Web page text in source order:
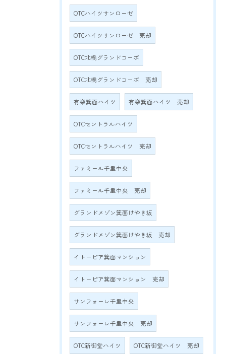
OTCハイツサンローゼ
OTCハイツサンローゼ 売却
OTC北橋グランドコーポ
OTC北橋グランドコーポ 売却
有楽箕面ハイツ 有楽箕面ハイツ 売却
OTCセントラルハイツ
OTCセントラルハイツ 売却
ファミール千里中央
ファミール千里中央 売却
グランドメゾン箕面けやき坂
グランドメゾン箕面けやき坂 売却
イトーピア箕面マンション
イトーピア箕面マンション 売却
サンフォーレ千里中央
サンフォーレ千里中央 売却
OTC新御堂ハイツ OTC新御堂ハイツ 売却